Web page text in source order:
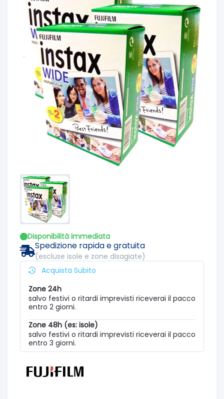
Disponibilità immediata
Spedizione rapida e gratuita
(escluse isole e zone disagiate)
Acquista Subito
Zone 24h
salvo festivi o ritardi imprevisti riceverai il pacco
entro 2 giorni.
Zone 48h (es: isole)
salvo festivi o ritardi imprevisti riceverai il pacco
entro 3 giorni.